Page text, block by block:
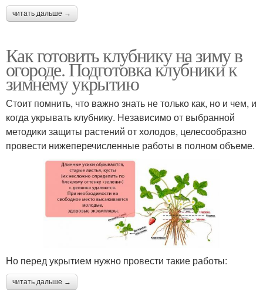
читать дальше →
Как готовить клубнику на зиму в
огороде. Подготовка клубники к
зимнему укрытию
Стоит помнить, что важно знать не только как, но и чем, и
когда укрывать клубнику. Независимо от выбранной
методики защиты растений от холодов, целесообразно
провести нижеперечисленные работы в полном объеме.
Но перед укрытием нужно провести такие работы:
читать дальше →